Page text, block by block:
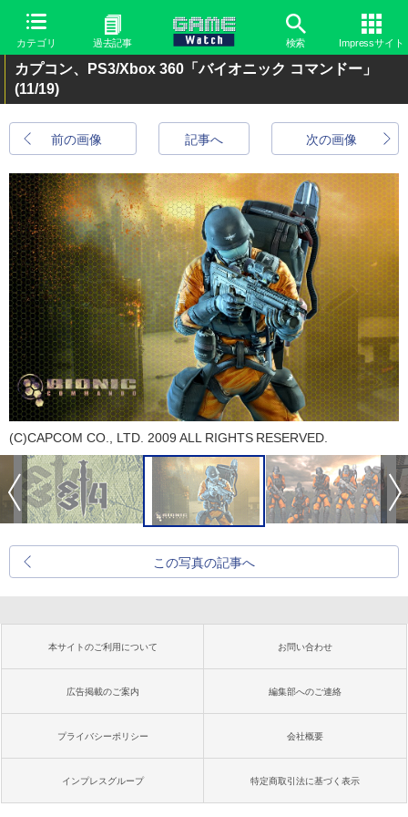
カテゴリ 過去記事 検索 Impressサイト
カプコン、PS3/Xbox 360「バイオニック コマンドー」
(11/19)
前の画像 次の画像
記事へ
(C)CAPCOM CO., LTD. 2009 ALL RIGHTS RESERVED.
この写真の記事へ
本サイトのご利用について お問い合わせ
広告掲載のご案内 編集部へのご連絡
プライバシーポリシー 会社概要
インプレスグループ 特定商取引法に基づく表示